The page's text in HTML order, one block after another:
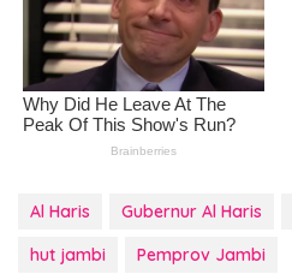
Al Haris Gubernur Al Haris
hut jambi
Pemprov Jambi